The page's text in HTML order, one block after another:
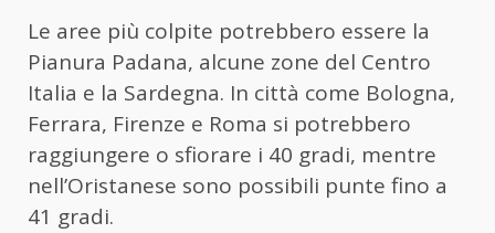
Le aree più colpite potrebbero essere la
Pianura Padana, alcune zone del Centro
Italia e la Sardegna. In città come Bologna,
Ferrara, Firenze e Roma si potrebbero
raggiungere o sfiorare i 40 gradi, mentre
nell’Oristanese sono possibili punte fino a
41 gradi.